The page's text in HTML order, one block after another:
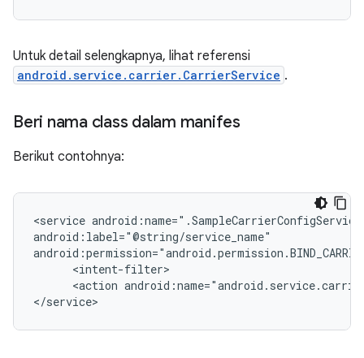
Untuk detail selengkapnya, lihat referensi
android.service.carrier.CarrierService .
Beri nama class dalam manifes
Berikut contohnya:
<service
android:label="@string/service_name"
      <intent-filter>
<action
</service>